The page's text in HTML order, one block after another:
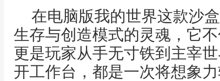
在电脑版我的世界这款沙
生存与创造模式的灵魂，它
更是玩家从手无寸铁到主宰
开工作台，都是一次将想象